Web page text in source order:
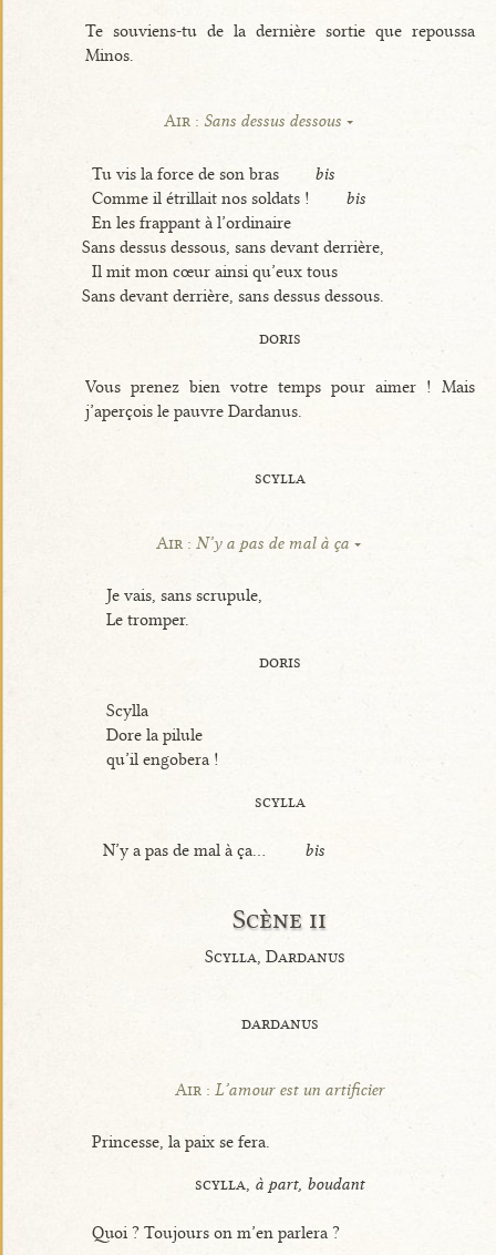
Te souviens-tu de la dernière sortie que repoussa
Minos.
Air : Sans dessus dessous
Tu vis la force de son bras
bis
Comme il étrillait nos soldats !
bis
En les frappant à l’ordinaire
Sans dessus dessous, sans devant derrière,
Il mit mon cœur ainsi qu’eux tous
Sans devant derrière, sans dessus dessous.
doris
Vous prenez bien votre temps pour aimer ! Mais
j’aperçois le pauvre Dardanus.
scylla
Air :N’y a pas de mal à ça
Je vais, sans scrupule,
Le tromper.
doris
Scylla
Dore la pilule
qu’il engobera !
scylla
N’y a pas de mal à ça... bis
Scène ii
Scylla, Dardanus
dardanus
Air : L’amour est un artificier
Princesse, la paix se fera.
scylla, à part, boudant
Quoi ? Toujours on m’en parlera ?